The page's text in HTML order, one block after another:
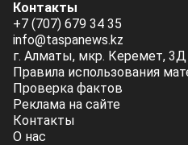
Контакты
+7 (707) 679 34 35
info@taspanews.kz
г. Алматы, мкр. Керемет, 3Д
Правила использования
Проверка фактов
Реклама на сайте
Контакты
О нас